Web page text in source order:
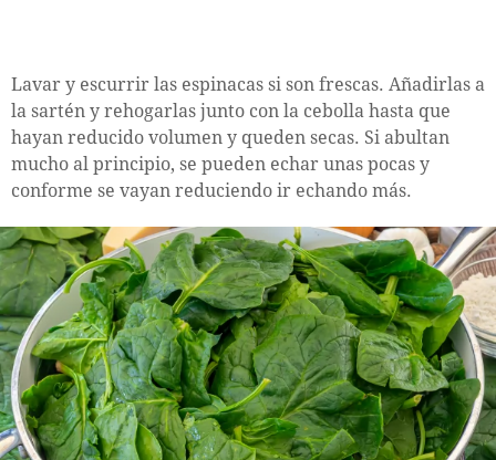
Lavar y escurrir las espinacas si son frescas. Añadirlas a
la sartén y rehogarlas junto con la cebolla hasta que
hayan reducido volumen y queden secas. Si abultan
mucho al principio, se pueden echar unas pocas y
conforme se vayan reduciendo ir echando más.